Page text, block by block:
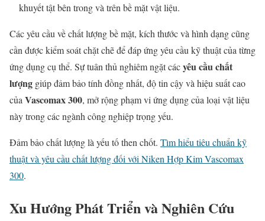
khuyết tật bên trong và trên bề mặt vật liệu.
Các yêu cầu về chất lượng bề mặt, kích thước và hình dạng cũng
cần được kiểm soát chặt chẽ để đáp ứng yêu cầu kỹ thuật của từng
ứng dụng cụ thể. Sự tuân thủ nghiêm ngặt cácyêu cầu chất
lượng giúp đảm bảo tính đồng nhất, độ tin cậy và hiệu suất cao
của Vascomax 300, mở rộng phạm vi ứng dụng của loại vật liệu
này trong các ngành công nghiệp trọng yếu.
Đảm bảo chất lượng là yếu tố then chốt. Tìm hiểu tiêu chuẩn kỹ
thuật và yêu cầu chất lượng đối với Niken Hợp Kim Vascomax
300.
Xu Hướng Phát Triển và Nghiên Cứu